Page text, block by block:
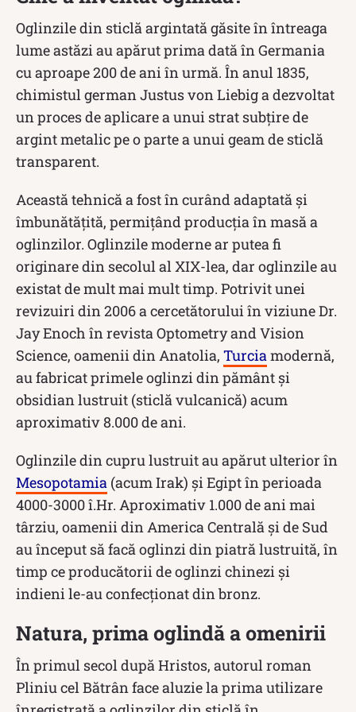
Oglinzile din sticlă argintată găsite în întreaga
lume astăzi au apărut prima dată în Germania
cu aproape 200 de ani în urmă. În anul 1835,
chimistul german Justus von Liebig a dezvoltat
un proces de aplicare a unui strat subțire de
argint metalic pe o parte a unui geam de sticlă
transparent.
Această tehnică a fost în curând adaptată și
îmbunătățită, permițând producția în masă a
oglinzilor. Oglinzile moderne ar putea fi
originare din secolul al XIX-lea, dar oglinzile au
existat de mult mai mult timp. Potrivit unei
revizuiri din 2006 a cercetătorului în viziune Dr.
Jay Enoch în revista Optometry and Vision
Science, oamenii din Anatolia, Turcia modernă,
au fabricat primele oglinzi din pământ și
obsidian lustruit (sticlă vulcanică) acum
aproximativ 8.000 de ani.
Oglinzile din cupru lustruit au apărut ulterior în
Mesopotamia (acum Irak) și Egipt în perioada
4000-3000 î.Hr. Aproximativ 1.000 de ani mai
târziu, oamenii din America Centrală și de Sud
au început să facă oglinzi din piatră lustruită, în
timp ce producătorii de oglinzi chinezi și
indieni le-au confecționat din bronz.
Natura, prima oglindă a omenirii
În primul secol după Hristos, autorul roman
Pliniu cel Bătrân face aluzie la prima utilizare